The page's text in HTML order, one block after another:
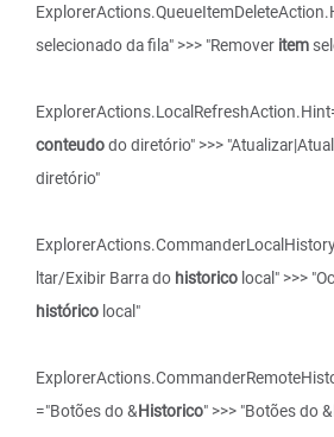
selecionado da fila" >>> "Remover item
conteudodo diretório" >>>
diretório"
ltar/Exibir Barra do historico local" >>>
histórico local"
="Botões do &Historico" >>> "Botões do &